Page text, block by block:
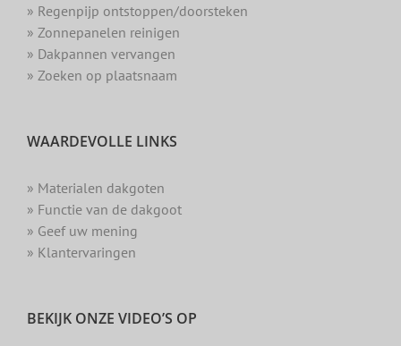
» Regenpijp ontstoppen/doorsteken
» Zonnepanelen reinigen
» Dakpannen vervangen
» Zoeken op plaatsnaam
WAARDEVOLLE LINKS
» Materialen dakgoten
» Functie van de dakgoot
» Geef uw mening
» Klantervaringen
BEKIJK ONZE VIDEO’S OP